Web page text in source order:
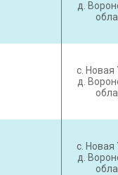
д.
с. Новая
д.
с. Новая
д.